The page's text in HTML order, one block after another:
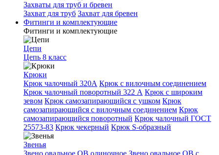
Захваты для труб и бревен
Захват для труб Захват для бревен
Фитинги и комплектующие
Фитинги и комплектующие
Цепи
Цепь 8 класс
Крюки
Крюк чалочный 320А Крюк с вилочным соединением
Крюк чалочный поворотный 322 А Крюк с широким
зевом Крюк самозапирающийся с ушком Крюк
самозапирающийся с вилочным соединением Крюк
самозапирающийся поворотный Крюк чалочный ГОСТ
25573-83 Крюк чекерный Крюк S-образный
Звенья
Звено овальное OB одиночное Звено овальное ОВ с